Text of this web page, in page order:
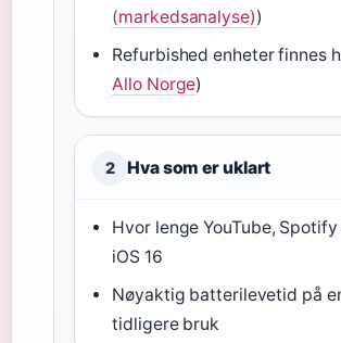
(markedsanalyse))
Refurbished enheter finnes
Allo Norge)
2 Hva som er uklart
Hvor lenge YouTube,
iOS 16
Nøyaktig batterilevetid på
tidligere bruk